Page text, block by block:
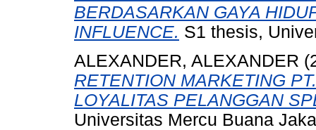
BERDASARKAN GAYA
INFLUENCE. S1 thesis,
ALEXANDER, ALEXANDER
RETENTION MARKETING
LOYALITAS PELANGGAN
Universitas Mercu Buana